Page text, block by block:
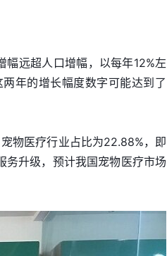
远超人口增幅，以每年12%左
年的增长幅度数字可能达到了
物医疗行业占比为22.88%，即
务升级，预计我国宠物医疗市场